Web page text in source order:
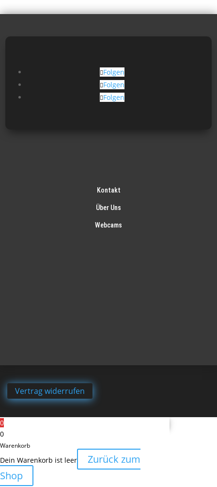
Folgen
Folgen
Folgen
Kontakt
Über Uns
Webcams
Vertrag widerrufen
0
0
Warenkorb
Dein Warenkorb ist leer
Zurück zum
Shop